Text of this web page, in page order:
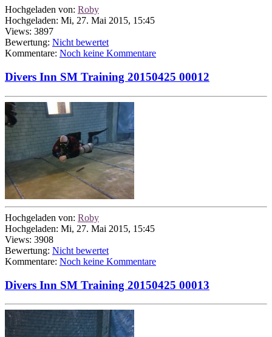
Hochgeladen von: Roby
Hochgeladen: Mi, 27. Mai 2015, 15:45
Views: 3897
Bewertung: Nicht bewertet
Kommentare: Noch keine Kommentare
Divers Inn SM Training 20150425 00012
Hochgeladen von: Roby
Hochgeladen: Mi, 27. Mai 2015, 15:45
Views: 3908
Bewertung: Nicht bewertet
Kommentare: Noch keine Kommentare
Divers Inn SM Training 20150425 00013